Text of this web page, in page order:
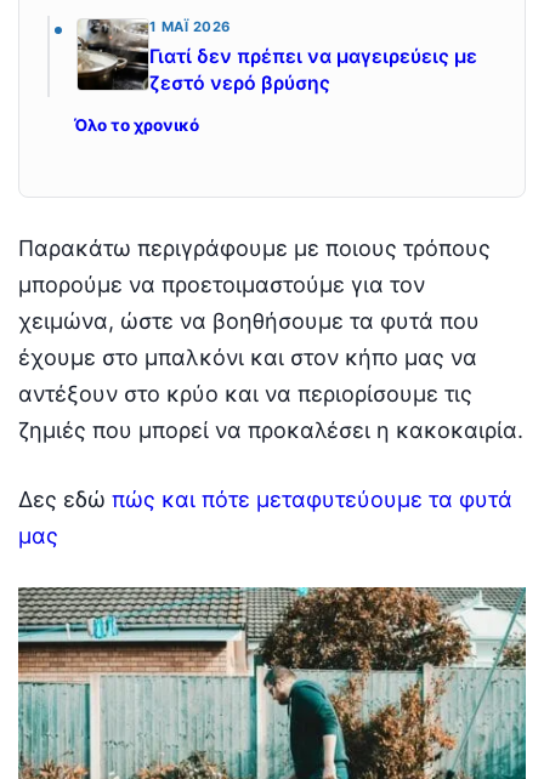
1 ΜΆΙ 2026
Γιατί δεν πρέπει να μαγειρεύεις με
ζεστό νερό βρύσης
Όλο το χρονικό
Παρακάτω περιγράφουμε με ποιους τρόπους
μπορούμε να προετοιμαστούμε για τον
χειμώνα, ώστε να βοηθήσουμε τα φυτά που
έχουμε στο μπαλκόνι και στον κήπο μας να
αντέξουν στο κρύο και να περιορίσουμε τις
ζημιές που μπορεί να προκαλέσει η κακοκαιρία.
Δες εδώ πώς και πότε μεταφυτεύουμε τα φυτά
μας